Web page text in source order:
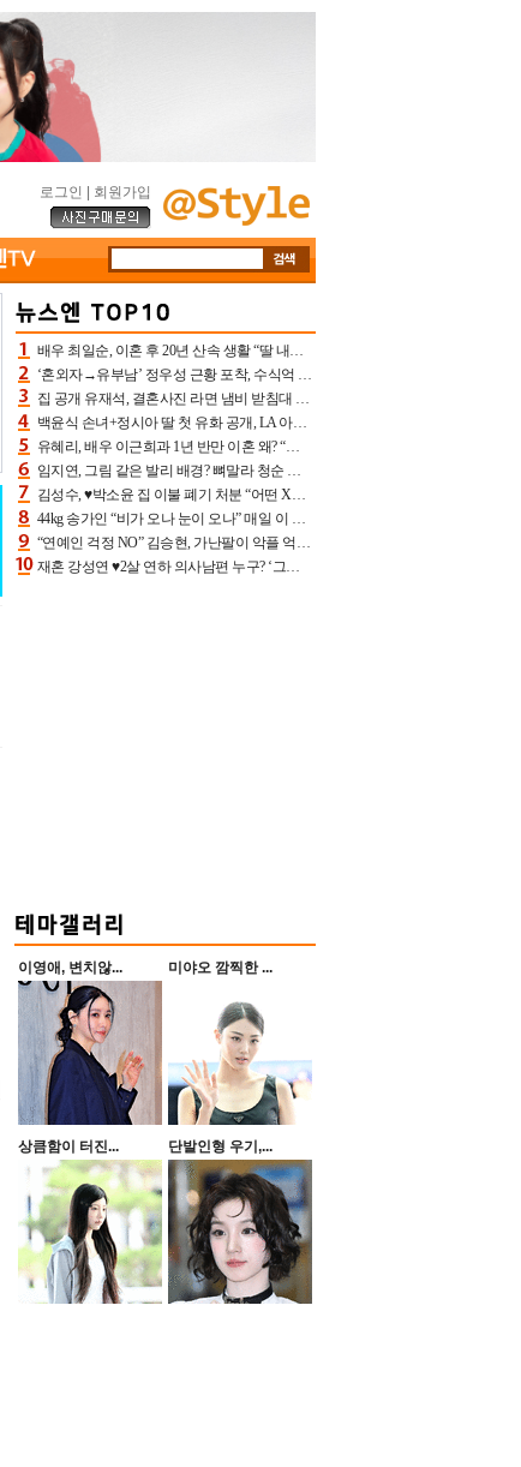
로그인 회원가입
배우 최일순, 이혼 후 20년 산속 생활 “딸 내가 버렸다고 원망‥맘 아파”(특종)[어제TV]
‘혼외자→유부남’ 정우성 근황 포착, 수식억 해킹 피해 후배 만났다 “존경하는”
집 공개 유재석, 결혼사진 라면 냄비 받침대 되고 분노‥가족사진도 피해(놀뭐)[어제TV]
백윤식 손녀+정시아 딸 첫 유화 공개, LA 아트쇼→서울국제조각페스타 작가다운 수준급 실력
유혜리, 배우 이근희과 1년 반만 이혼 왜? “식칼 꽂고 의자 던져” 충격 폭로(특종)[어제TV]
임지연, 그림 같은 발리 배경? 뼈말라 청순 비키니 핏에 상대 안 되네
김성수, ♥박소윤 집 이불 폐기 처분 “어떤 X이랑 썼을지 몰라” 질투(신랑수업2)[어제TV]
44kg 송가인 “비가 오나 눈이 오나” 매일 이 운동, 허벅지 근육량 상승+체지방 감소
“연예인 걱정 NO” 김승현, 가난팔이 악플 억울할만‥아내+딸과 日 여행
재혼 강성연 ♥2살 연하 의사남편 누구? ‘그알’ 자문의에 훈남 비주얼 초엘리트 스펙 [종합]
이영애, 변치않... 미야오 깜찍한 ...
상큼함이 터진... 단발인형 우기,...